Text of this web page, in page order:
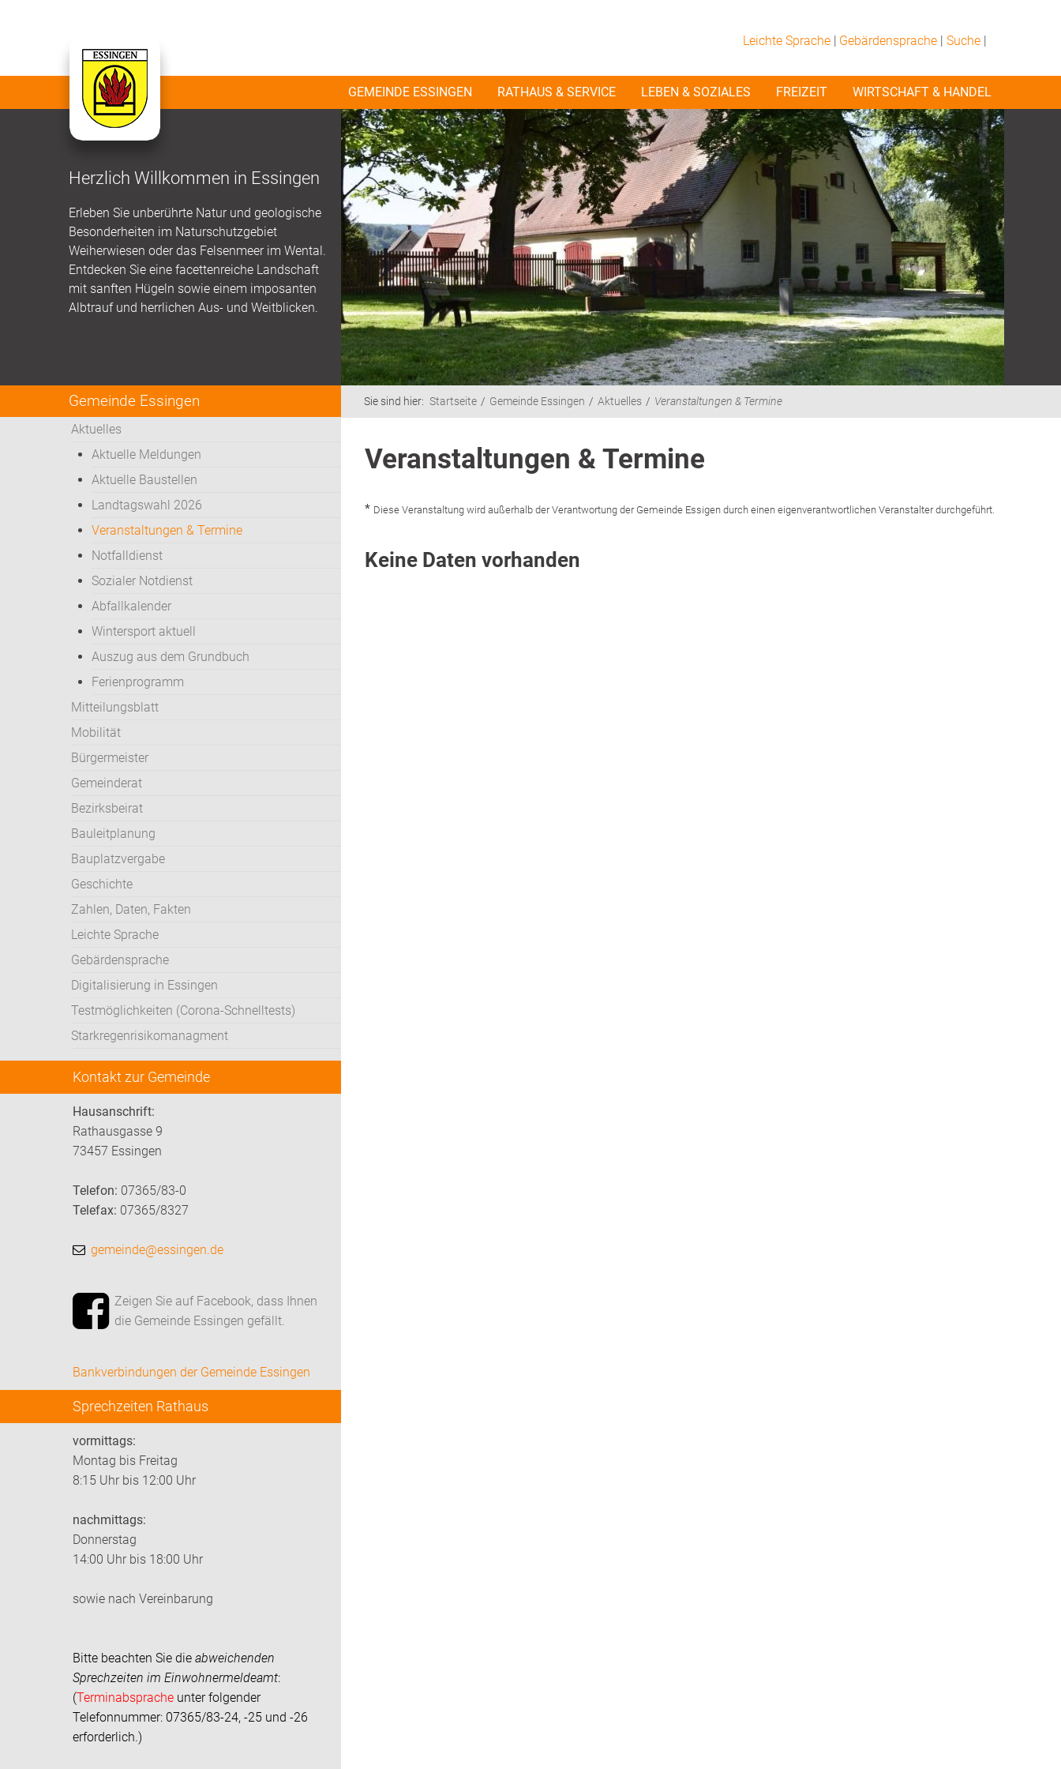
Leichte Sprache | Gebärdensprache | Suche|
GEMEINDE ESSINGEN RATHAUS & SERVICE LEBEN & SOZIALES FREIZEIT WIRTSCHAFT & HANDEL
Herzlich Willkommen in Essingen
Erleben Sie unberührte Natur und geologische
Besonderheiten im Naturschutzgebiet
Weiherwiesen oder das Felsenmeer im Wental.
Entdecken Sie eine facettenreiche Landschaft
mit sanften Hügeln sowie einem imposanten
Albtrauf und herrlichen Aus- und Weitblicken.
Gemeinde Essingen
Aktuelles
Aktuelle Meldungen
Aktuelle Baustellen
Landtagswahl 2026
Veranstaltungen & Termine
Notfalldienst
Sozialer Notdienst
Abfallkalender
Wintersport aktuell
Auszug aus dem Grundbuch
Ferienprogramm
Mitteilungsblatt
Mobilität
Bürgermeister
Gemeinderat
Bezirksbeirat
Bauleitplanung
Bauplatzvergabe
Geschichte
Zahlen, Daten, Fakten
Leichte Sprache
Gebärdensprache
Digitalisierung in Essingen
Testmöglichkeiten (Corona-Schnelltests)
Starkregenrisikomanagment
Kontakt zur Gemeinde
Hausanschrift:
Rathausgasse 9
73457 Essingen
Telefon: 07365/83-0
Telefax: 07365/8327
gemeinde@essingen.de
Zeigen Sie auf Facebook, dass Ihnen
die Gemeinde Essingen gefällt.
Bankverbindungen der Gemeinde Essingen
Sprechzeiten Rathaus
vormittags:
Montag bis Freitag
8:15 Uhr bis 12:00 Uhr
nachmittags:
Donnerstag
14:00 Uhr bis 18:00 Uhr
sowie nach Vereinbarung
Bitte beachten Sie die abweichenden
Sprechzeiten im Einwohnermeldeamt:
(Terminabsprache unter folgender
Telefonnummer: 07365/83-24, -25 und -26
erforderlich.)
Sie sind hier: Startseite Gemeinde Essingen Aktuelles Veranstaltungen & Termine
Veranstaltungen & Termine
* Diese Veranstaltung wird außerhalb der Verantwortung der Gemeinde Essigen durch einen eigenverantwortlichen Veranstalter durchgeführt.
Keine Daten vorhanden